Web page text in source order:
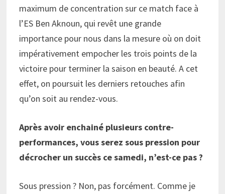
maximum de concentration sur ce match face à
l’ES Ben Aknoun, qui revêt une grande
importance pour nous dans la mesure où on doit
impérativement empocher les trois points de la
victoire pour terminer la saison en beauté. A cet
effet, on poursuit les derniers retouches afin
qu’on soit au rendez-vous.
Après avoir enchainé plusieurs contre-
performances, vous serez sous pression pour
décrocher un succès ce samedi, n’est-ce pas ?
Sous pression ? Non, pas forcément. Comme je